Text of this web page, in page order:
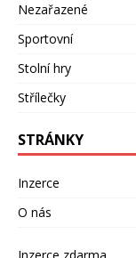
Nezařazené
Sportovní
Stolní hry
Střílečky
STRÁNKY
Inzerce
O nás